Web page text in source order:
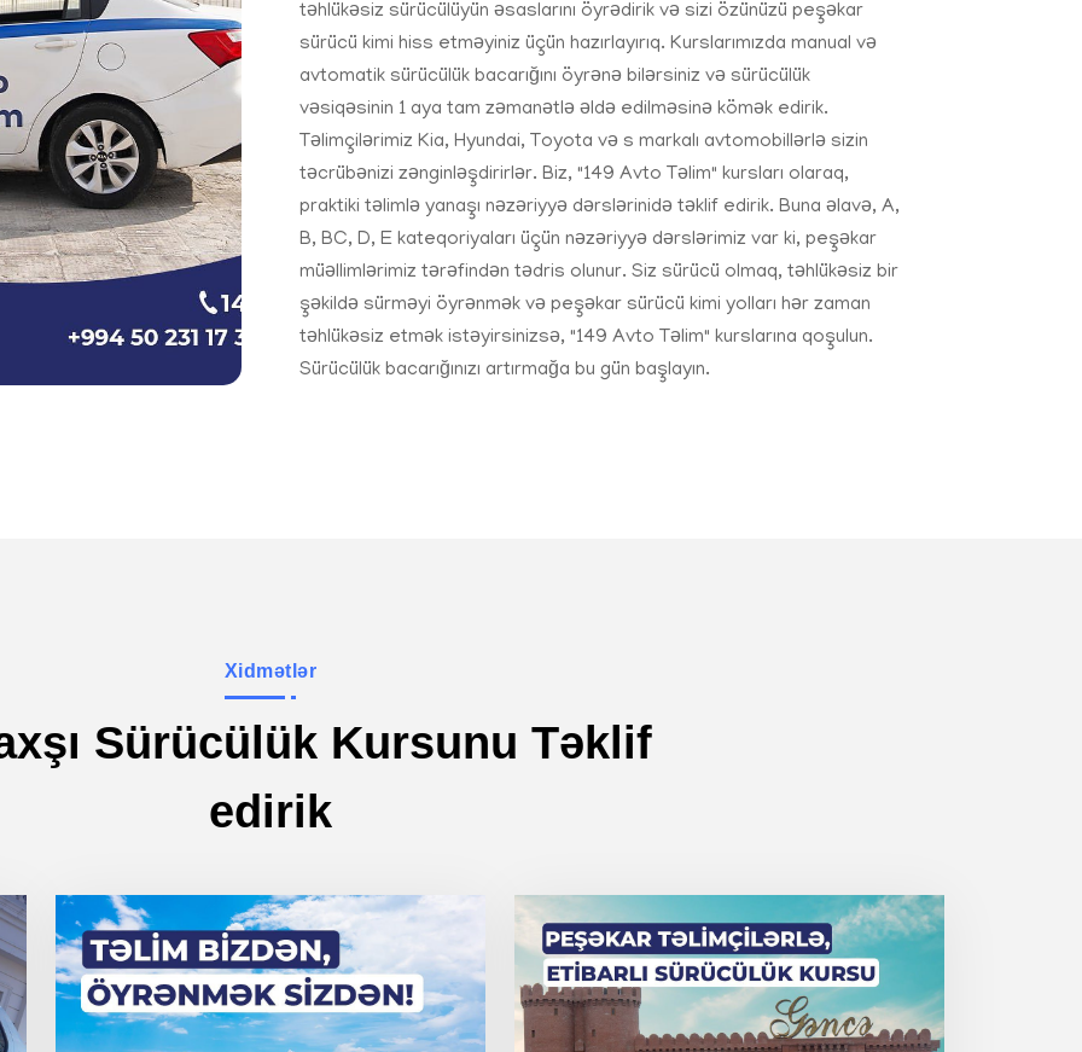
təhlükəsiz sürücülüyün əsaslarını öyrədirik və sizi özünüzü peşəkar
sürücü kimi hiss etməyiniz üçün hazırlayırıq. Kurslarımızda manual və
avtomatik sürücülük bacarığını öyrənə bilərsiniz və sürücülük
vəsiqəsinin 1 aya tam zəmanətlə əldə edilməsinə kömək edirik.
Təlimçilərimiz Kia, Hyundai, Toyota və s markalı avtomobillərlə sizin
təcrübənizi zənginləşdirirlər. Biz, "149 Avto Təlim" kursları olaraq,
praktiki təlimlə yanaşı nəzəriyyə dərslərinidə təklif edirik. Buna əlavə, A,
B, BC, D, E kateqoriyaları üçün nəzəriyyə dərslərimiz var ki, peşəkar
müəllimlərimiz tərəfindən tədris olunur. Siz sürücü olmaq, təhlükəsiz bir
şəkildə sürməyi öyrənmək və peşəkar sürücü kimi yolları hər zaman
təhlükəsiz etmək istəyirsinizsə, "149 Avto Təlim" kurslarına qoşulun.
Sürücülük bacarığınızı artırmağa bu gün başlayın.
Xidmətlər
Sürücülük Kursunu Təklif
edirik